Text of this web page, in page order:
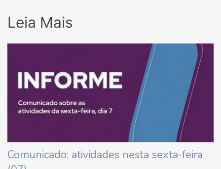
Leia Mais
Comunicado: atividades nesta sexta-feira